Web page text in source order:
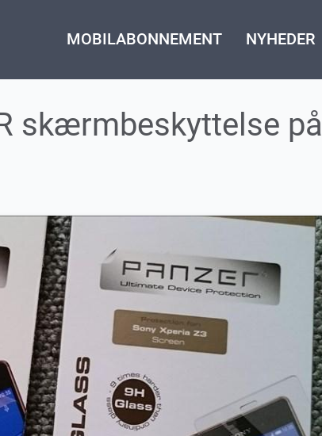
MOBILABONNEMENT NYHEDER
skærmbeskyttelse på